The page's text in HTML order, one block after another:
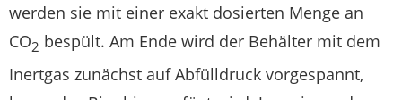
werden sie mit einer exakt dosierten Menge an
CO2 bespült. Am Ende wird der Behälter mit dem
Inertgas zunächst auf Abfülldruck vorgespannt,